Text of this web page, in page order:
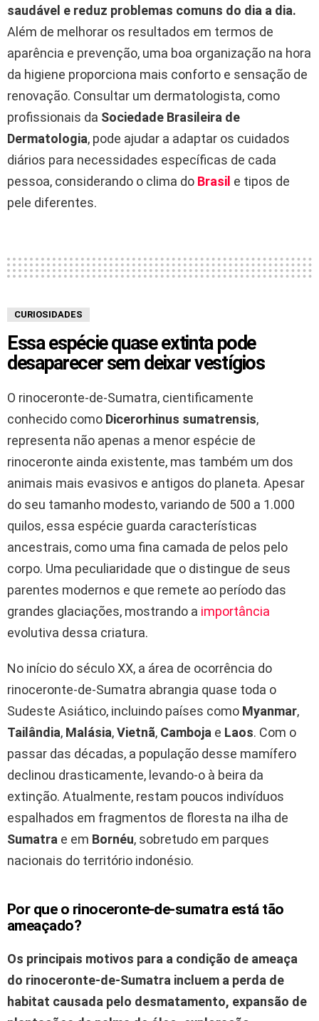
saudável e reduz problemas comuns do dia a dia.
Além de melhorar os resultados em termos de
aparência e prevenção, uma boa organização na hora
da higiene proporciona mais conforto e sensação de
renovação. Consultar um dermatologista, como
profissionais da Sociedade Brasileira de
Dermatologia, pode ajudar a adaptar os cuidados
diários para necessidades específicas de cada
pessoa, considerando o clima do Brasil e tipos de
pele diferentes.
CURIOSIDADES
Essa espécie quase extinta pode
desaparecer sem deixar vestígios
O rinoceronte-de-Sumatra, cientificamente
conhecido como Dicerorhinus sumatrensis,
representa não apenas a menor espécie de
rinoceronte ainda existente, mas também um dos
animais mais evasivos e antigos do planeta. Apesar
do seu tamanho modesto, variando de 500 a 1.000
quilos, essa espécie guarda características
ancestrais, como uma fina camada de pelos pelo
corpo. Uma peculiaridade que o distingue de seus
parentes modernos e que remete ao período das
grandes glaciações, mostrando a importância
evolutiva dessa criatura.
No início do século XX, a área de ocorrência do
rinoceronte-de-Sumatra abrangia quase toda o
Sudeste Asiático, incluindo países como Myanmar,
Tailândia, Malásia,Vietnã, Camboja e Laos. Com o
passar das décadas, a população desse mamífero
declinou drasticamente, levando-o à beira da
extinção. Atualmente, restam poucos indivíduos
espalhados em fragmentos de floresta na ilha de
Sumatra e em Bornéu, sobretudo em parques
nacionais do território indonésio.
Por que o rinoceronte-de-sumatra está tão
ameaçado?
Os principais motivos para a condição de ameaça
do rinoceronte-de-Sumatra incluem a perda de
habitat causada pelo desmatamento, expansão de